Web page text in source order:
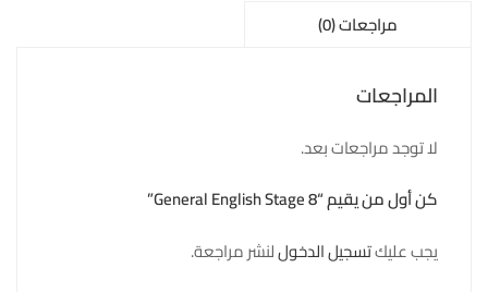
مراجعات (0)
المراجعات
لا توجد مراجعات بعد.
كن أول من يقيم “General English Stage 8”
يجب عليكتسجيل الدخوللنشر مراجعة.